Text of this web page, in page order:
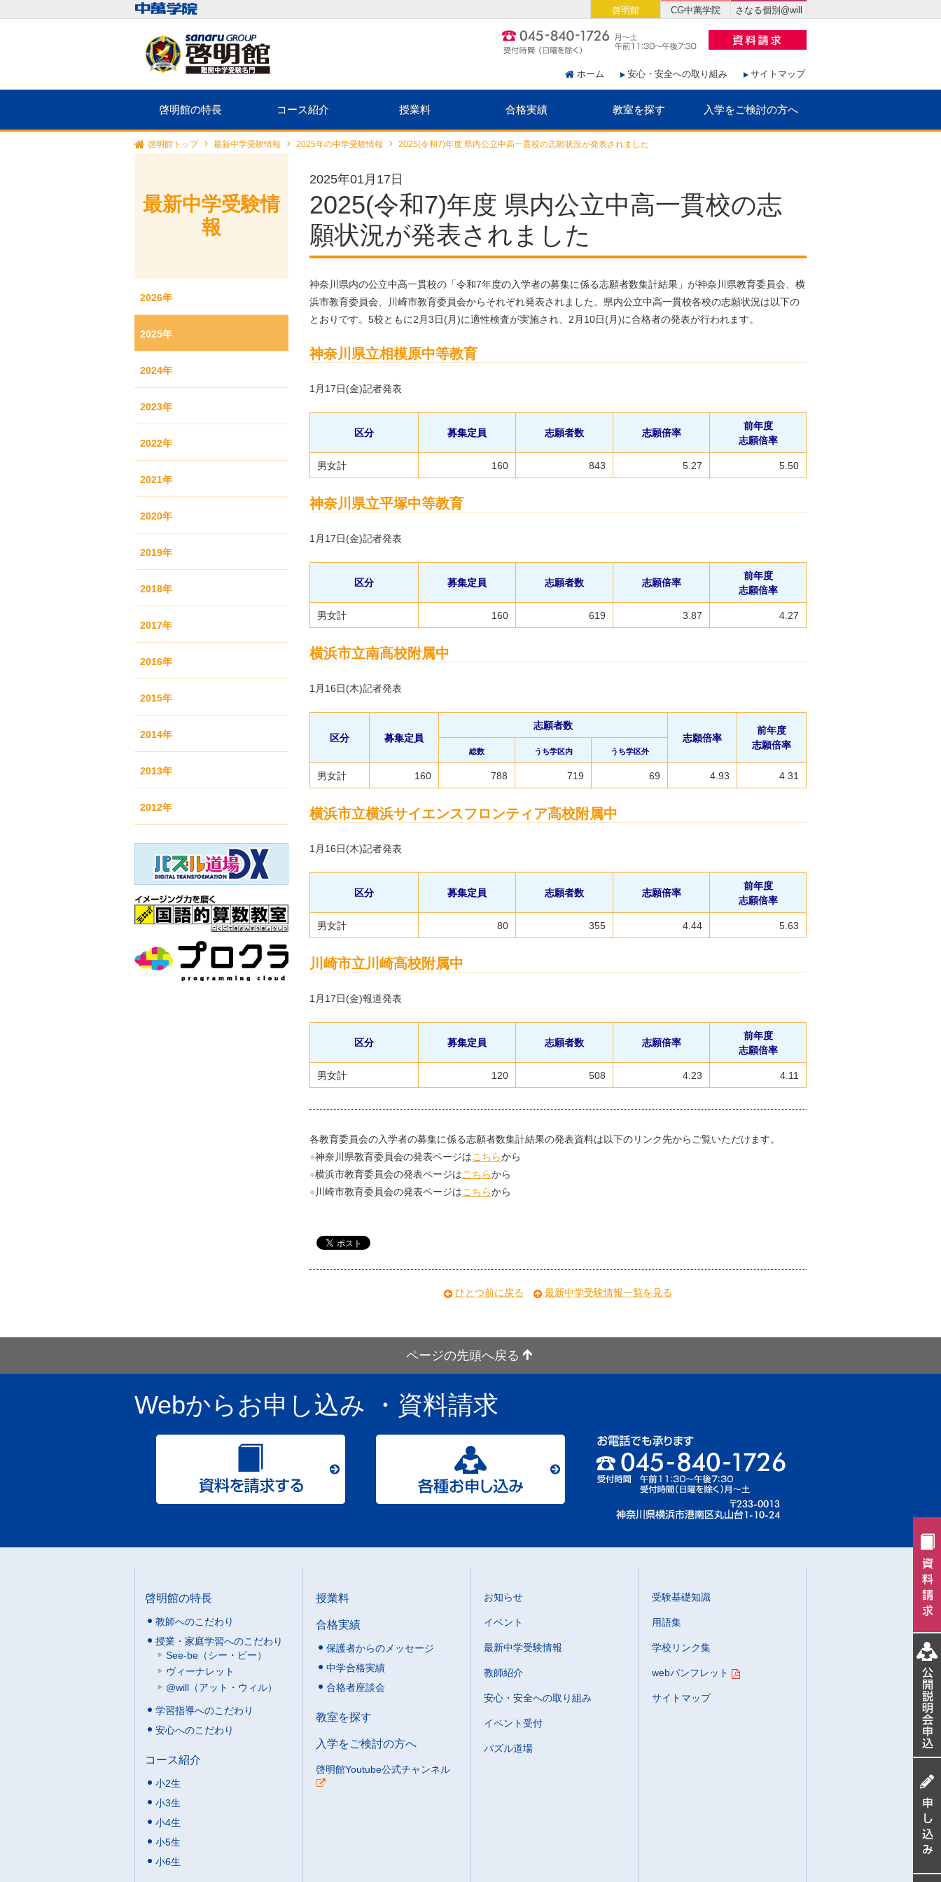
ホーム 安心・安全への取り組み サイトマップ
啓明館の特長 コース紹介 授業料 合格実績 教室を探す 入学をご検討の方へ
啓明館 CG中萬学院 さなる個別@will
啓明館トップ 最新中学受験情報 2025年の中学受験情報 2025(令和7)年度 県内公立中高一貫校の志願状況が発表されました
2025年01月17日
2025(令和7)年度 県内公立中高一貫校の志
願状況が発表されました
神奈川県内の公立中高一貫校の「令和7年度の入学者の募集に係る志願者数集計結果」が神奈川県教育委員会、横
浜市教育委員会、川崎市教育委員会からそれぞれ発表されました。県内公立中高一貫校各校の志願状況は以下の
とおりです。5校ともに2月3日(月)に適性検査が実施され、2月10日(月)に合格者の発表が行われます。
神奈川県立相模原中等教育
1月17日(金)記者発表
区分 募集定員 志願者数 志願倍率
前年度
志願倍率
男女計 160 843 5.27 5.50
神奈川県立平塚中等教育
1月17日(金)記者発表
区分 募集定員 志願者数 志願倍率
前年度
志願倍率
男女計 160 619 3.87 4.27
横浜市立南高校附属中
1月16日(木)記者発表
区分 募集定員
志願者数
志願倍率
前年度
志願倍率
総数 うち学区内 うち学区外
男女計 160 788 719 69 4.93 4.31
横浜市立横浜サイエンスフロンティア高校附属中
1月16日(木)記者発表
区分 募集定員 志願者数 志願倍率
前年度
志願倍率
男女計 80 355 4.44 5.63
川崎市立川崎高校附属中
1月17日(金)報道発表
区分 募集定員 志願者数 志願倍率
前年度
志願倍率
男女計 120 508 4.23 4.11
各教育委員会の入学者の募集に係る志願者数集計結果の発表資料は以下のリンク先からご覧いただけます。
●神奈川県教育委員会の発表ページはこちらから
●横浜市教育委員会の発表ページはこちらから
●川崎市教育委員会の発表ページはこちらから
ひとつ前に戻る 最新中学受験情報一覧を見る
最新中学受験情
報
2026年
2025年
2024年
2023年
2022年
2021年
2020年
2019年
2018年
2017年
2016年
2015年
2014年
2013年
2012年
ページの先頭へ戻る
Webからお申し込み ・資料請求
啓明館の特長
教師へのこだわり
授業・家庭学習へのこだわり
See-be（シー・ビー）
ヴィーナレット
@will（アット・ウィル）
学習指導へのこだわり
安心へのこだわり
コース紹介
小2生
小3生
小4生
小5生
小6生
授業料
合格実績
保護者からのメッセージ
中学合格実績
合格者座談会
教室を探す
入学をご検討の方へ
啓明館Youtube公式チャンネル
お知らせ
イベント
最新中学受験情報
教師紹介
安心・安全への取り組み
イベント受付
パズル道場
受験基礎知識
用語集
学校リンク集
webパンフレット
サイトマップ